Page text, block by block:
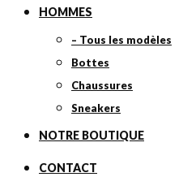
HOMMES
– Tous les modèles
Bottes
Chaussures
Sneakers
NOTRE BOUTIQUE
CONTACT